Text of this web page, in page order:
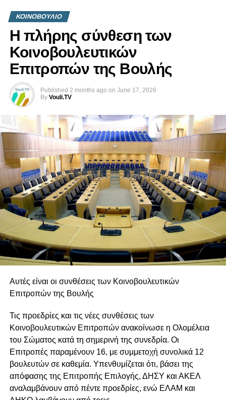
ΚΟΙΝΟΒΟΥΛΙΟ
Η πλήρης σύνθεση των
Κοινοβουλευτικών
Επιτροπών της Βουλής
Published 2 months ago on June 17, 2026
By Vouli.TV
Αυτές είναι οι συνθέσεις των Κοινοβουλευτικών
Επιτροπών της Βουλής
Τις προεδρίες και τις νέες συνθέσεις των
Κοινοβουλευτικών Επιτροπών ανακοίνωσε η Ολομέλεια
του Σώματος κατά τη σημερινή της συνεδρία. Οι
Επιτροπές παραμένουν 16, με συμμετοχή συνολικά 12
βουλευτών σε καθεμία. Υπενθυμίζεται ότι, βάσει της
απόφασης της Επιτροπής Επιλογής, ΔΗΣΥ και ΑΚΕΛ
αναλαμβάνουν από πέντε προεδρίες, ενώ ΕΛΑΜ και